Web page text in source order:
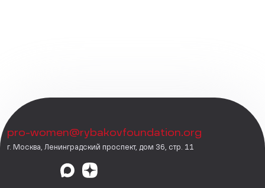
pro-women@rybakovfoundation.org
г. Москва, Ленинградский проспект, дом 36, стр. 11